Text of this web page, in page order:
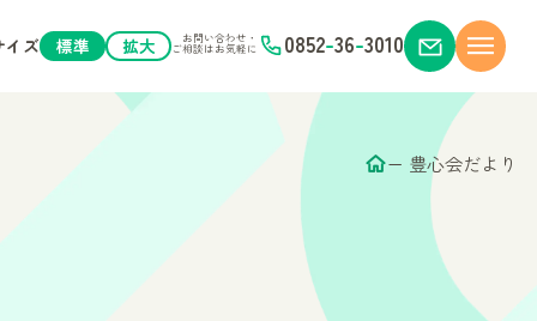
イズ 標準 拡大 お問い合わせ・
ご相談はお気軽に 0852-36-3010
豊心会だより